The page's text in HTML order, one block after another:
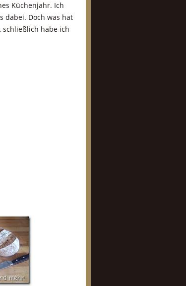
Küchenjahr. Ich
dabei. Doch was hat
schließlich habe ich